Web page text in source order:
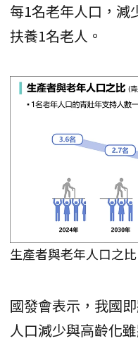
每1名老年人口，減
扶養1名老人。
生產者與老年人口之
國發會表示，我國
人口減少與高齡化